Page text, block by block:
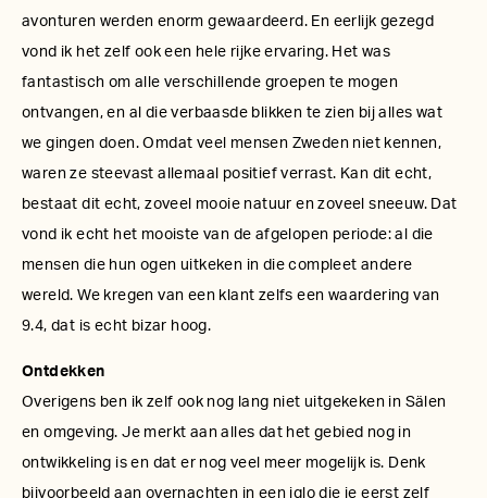
avonturen werden enorm gewaardeerd. En eerlijk gezegd
vond ik het zelf ook een hele rijke ervaring. Het was
fantastisch om alle verschillende groepen te mogen
ontvangen, en al die verbaasde blikken te zien bij alles wat
we gingen doen. Omdat veel mensen Zweden niet kennen,
waren ze steevast allemaal positief verrast. Kan dit echt,
bestaat dit echt, zoveel mooie natuur en zoveel sneeuw. Dat
vond ik echt het mooiste van de afgelopen periode: al die
mensen die hun ogen uitkeken in die compleet andere
wereld. We kregen van een klant zelfs een waardering van
9.4, dat is echt bizar hoog.
Ontdekken
Overigens ben ik zelf ook nog lang niet uitgekeken in Sälen
en omgeving. Je merkt aan alles dat het gebied nog in
ontwikkeling is en dat er nog veel meer mogelijk is. Denk
bijvoorbeeld aan overnachten in een iglo die je eerst zelf